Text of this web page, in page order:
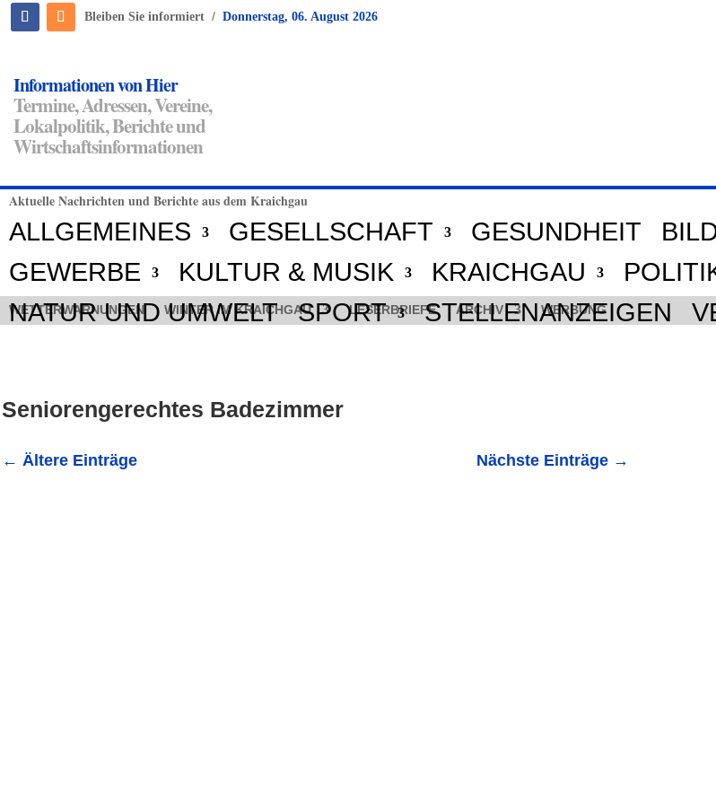
Bleiben Sie informiert / Donnerstag, 06. August 2026
Informationen von Hier
Termine, Adressen, Vereine,
Lokalpolitik, Berichte und
Wirtschaftsinformationen
Aktuelle Nachrichten und Berichte aus dem Kraichgau
ALLGEMEINES GESELLSCHAFT GESUNDHEIT
GEWERBE
KULTUR & MUSIK KRAICHGAU
NATUR UND UMWELT
SPORT STELLENANZEIGEN
WETTERWARNUNGEN WINTER IM KRAICHGAU LESERBRIEFE ARCHIV WERBUNG
Seniorengerechtes Badezimmer
← Ältere Einträge Nächste Einträge→